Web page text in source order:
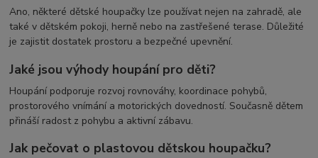
Ano, některé dětské houpačky lze používat nejen na zahradě, ale
také v dětském pokoji, herně nebo na zastřešené terase. Důležité
je zajistit dostatek prostoru a bezpečné upevnění.
Jaké jsou výhody houpání pro děti?
Houpání podporuje rozvoj rovnováhy, koordinace pohybů,
prostorového vnímání a motorických dovedností. Současně dětem
přináší radost z pohybu a aktivní zábavu.
Jak pečovat o plastovou dětskou houpačku?